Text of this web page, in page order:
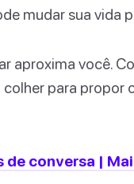
mudar sua vida
aproxima você.
para propor
de conversa |